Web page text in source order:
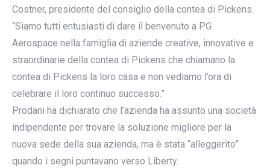
Costner, presidente del consiglio della contea di Pickens.
“Siamo tutti entusiasti di dare il benvenuto a PG
Aerospace nella famiglia di aziende creative, innovative e
straordinarie della contea di Pickens che chiamano la
contea di Pickens la loro casa e non vediamo l’ora di
celebrare il loro continuo successo.”
Prodani ha dichiarato che l’azienda ha assunto una società
indipendente per trovare la soluzione migliore per la
nuova sede della sua azienda, ma è stata “alleggerito”
quando i segni puntavano verso Liberty.